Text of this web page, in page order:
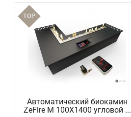
TOP
Автоматический биокамин
ZeFire М 100X1400 угловой ...